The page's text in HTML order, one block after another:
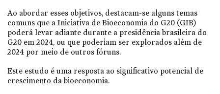
Ao abordar esses objetivos, destacam-se alguns temas
comuns que a Iniciativa de Bioeconomia do G20 (GIB)
poderá levar adiante durante a presidência brasileira do
G20 em 2024, ou que poderiam ser explorados além de
2024 por meio de outros fóruns.
Este estudo é uma resposta ao significativo potencial de
crescimento da bioeconomia.